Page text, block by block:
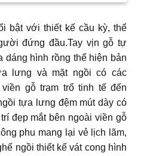
bật với thiết kế cầu kỳ, thể
đứng đầu.Tay vịn gỗ tự
dáng hình rồng thể hiện bản
lưng và mặt ngồi có các
gỗ trạm trổ tinh tế đến
tựa lưng đệm mút dày có
đẹp mắt bên ngoài viền gỗ
phu mang lại vẻ lịch lãm,
ngồi thiết kế vát cong hình